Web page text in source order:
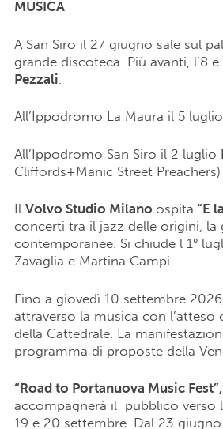
MUSICA
A San Siro il 27 giugno sale sul
grande discoteca. Più avanti, l’8 e
Pezzali
All’Ippodromo La Maura il 5
All’Ippodromo San Siro il 2 luglio
Cliffords+Manic Street Preachers)
Il Volvo Studio Milano ospita “E
concerti tra il jazz delle origini, la
contemporanee. Si chiude l 1°
Zavaglia e Martina Campi.
Fino a giovedì 10 settembre
attraverso la musica con
della Cattedrale. La
programma di proposte della
“Road to Portanuova Music Fest”,
accompagnerà il pubblico verso
19 e 20 settembre. Dal 23